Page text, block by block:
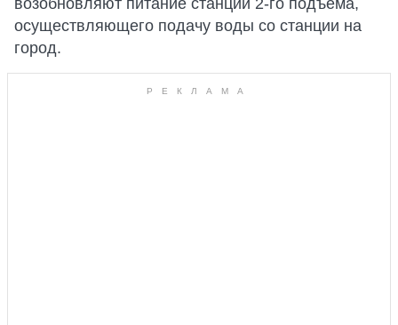
осуществляющего подачу воды со станции на
город.